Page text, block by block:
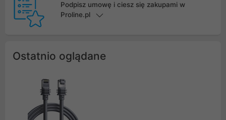
Podpisz umowę i ciesz się zakupami w
Proline.pl
Ostatnio oglądane